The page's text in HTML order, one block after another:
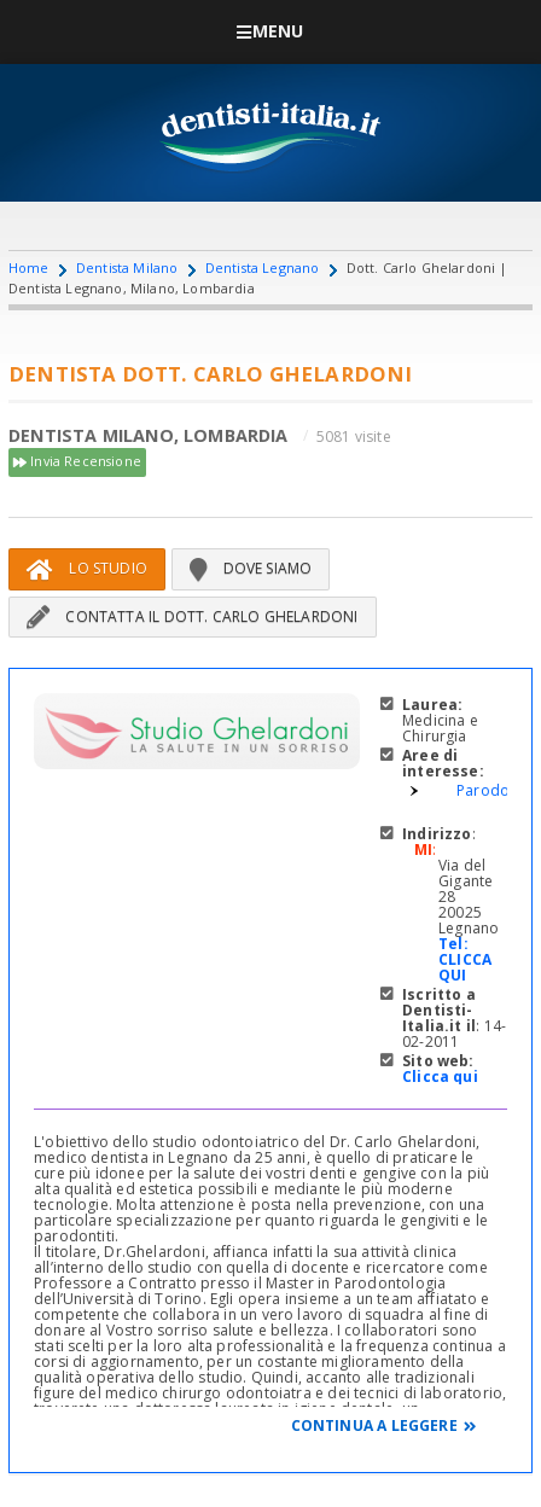
MENU
Home Dentista Milano Dentista Legnano
Dott. Carlo Ghelardoni |
Dentista Legnano, Milano, Lombardia
DENTISTA DOTT. CARLO GHELARDONI
DENTISTA MILANO, LOMBARDIA 5081 visite
Invia Recensione
LO STUDIO DOVE SIAMO
CONTATTA IL DOTT. CARLO GHELARDONI
Laurea:
Medicina e
Chirurgia
Aree di
interesse:
Indirizzo:
MI:
Via del
Gigante
28
20025
Legnano
Tel:
CLICCA
QUI
Iscritto a
Dentisti-
Italia.it il: 14-
02-2011
Sito web:
Clicca qui
L'obiettivo dello studio odontoiatrico del Dr. Carlo Ghelardoni,
medico dentista in Legnano da 25 anni, è quello di praticare le
cure più idonee per la salute dei vostri denti e gengive con la più
alta qualità ed estetica possibili e mediante le più moderne
tecnologie. Molta attenzione è posta nella prevenzione, con una
particolare specializzazione per quanto riguarda le gengiviti e le
parodontiti.
Il titolare, Dr.Ghelardoni, affianca infatti la sua attività clinica
all’interno dello studio con quella di docente e ricercatore come
Professore a Contratto presso il Master in Parodontologia
dell’Università di Torino. Egli opera insieme a un team affiatato e
competente che collabora in un vero lavoro di squadra al fine di
donare al Vostro sorriso salute e bellezza. I collaboratori sono
stati scelti per la loro alta professionalità e la frequenza continua a
corsi di aggiornamento, per un costante miglioramento della
qualità operativa dello studio. Quindi, accanto alle tradizionali
figure del medico chirurgo odontoiatra e dei tecnici di laboratorio,
troverete una dottoressa laureata in igiene dentale, un
odontoiatra specialista in ortodonzia, un odontoiatra
Inoltre nel 2010 lo studio è stato sottoposto ad una completa
CONTINUA A LEGGERE